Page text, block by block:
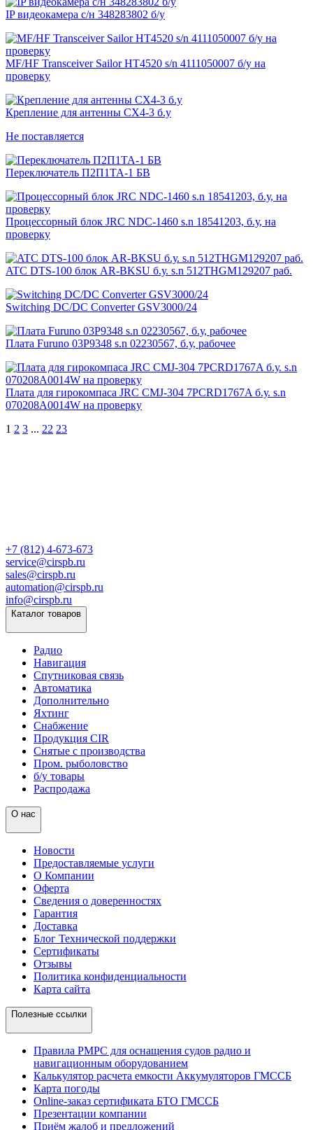
IP видеокамера с/н 348283802 б/у
MF/HF Transceiver Sailor HT4520 s/n 4111050007 б/у на
проверку
Крепление для антенны CX4-3 б.у
Не поставляется
Переключатель П2П1ТА-1 БВ
Процессорный блок JRC NDC-1460 s.n 18541203, б.у, на
проверку
ATC DTS-100 блок AR-BKSU б.у. s.n 512THGM129207 раб.
Switching DC/DC Converter GSV3000/24
Плата Furuno 03P9348 s.n 02230567, б.у, рабочее
Плата для гирокомпаса JRC CMJ-304 7PCRD1767A б.у. s.n
070208A0014W на проверку
1 2 3 ... 22 23
+7 (812) 4-673-673
service@cirspb.ru
sales@cirspb.ru
automation@cirspb.ru
info@cirspb.ru
Каталог товаров
Радио
Навигация
Спутниковая связь
Автоматика
Дополнительно
Яхтинг
Снабжение
Продукция CIR
Снятые с производства
Пром. рыболовство
б/у товары
Распродажа
О нас
Новости
Предоставляемые услуги
О Компании
Оферта
Сведения о доверенностях
Гарантия
Доставка
Блог Технической поддержки
Сертификаты
Отзывы
Политика конфиденциальности
Карта сайта
Полезные ссылки
Правила РМРС для оснащения судов радио и
навигационным оборудованием
Калькулятор расчета емкости Аккумуляторов ГМССБ
Карта погоды
Online-заказ сертификата БТО ГМССБ
Презентации компании
Приём жалоб и предложений